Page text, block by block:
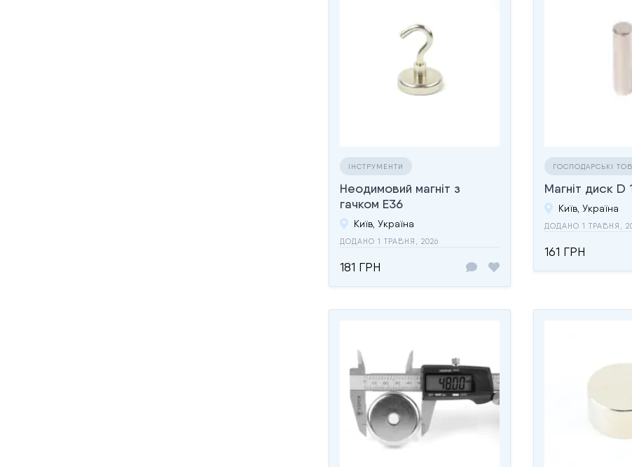
ІНСТРУМЕНТИ
Неодимовий магніт з
гачком E36
Київ, Україна
ДОДАНО 1 ТРАВНЯ, 2026
181 ГРН
ГОСПОДАРСЬКІ
Магніт диск D
Київ, Україна
ДОДАНО 1 ТРАВНЯ,
161 ГРН